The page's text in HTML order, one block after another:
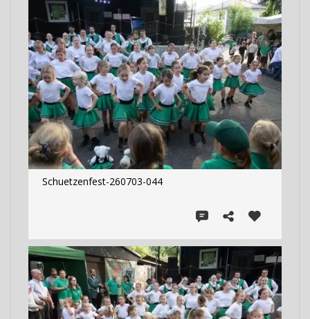
Schuetzenfest-260703-044